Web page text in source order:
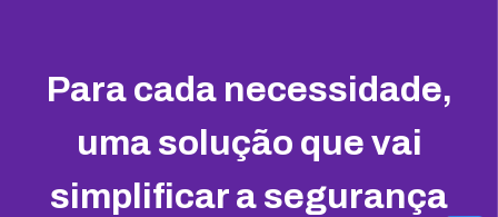
Para cada necessidade,
uma solução que vai
simplificar a segurança